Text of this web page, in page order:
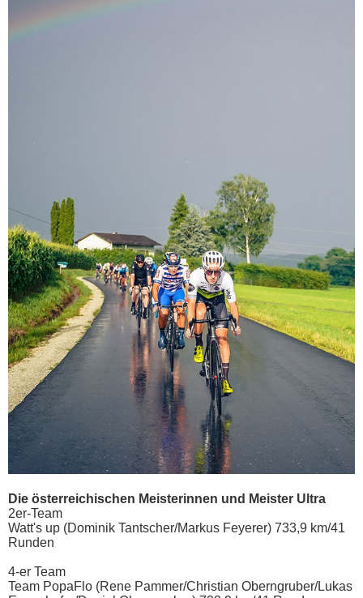
Die österreichischen Meisterinnen und Meister Ultra
2er-Team
Watt's up (Dominik Tantscher/Markus Feyerer) 733,9 km/41
Runden
4-er Team
Team PopaFlo (Rene Pammer/Christian Oberngruber/Lukas